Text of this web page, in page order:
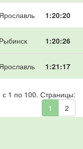
1:20:20
1:20:26
1:21:17
с 1 по 100. Страницы:
1
2